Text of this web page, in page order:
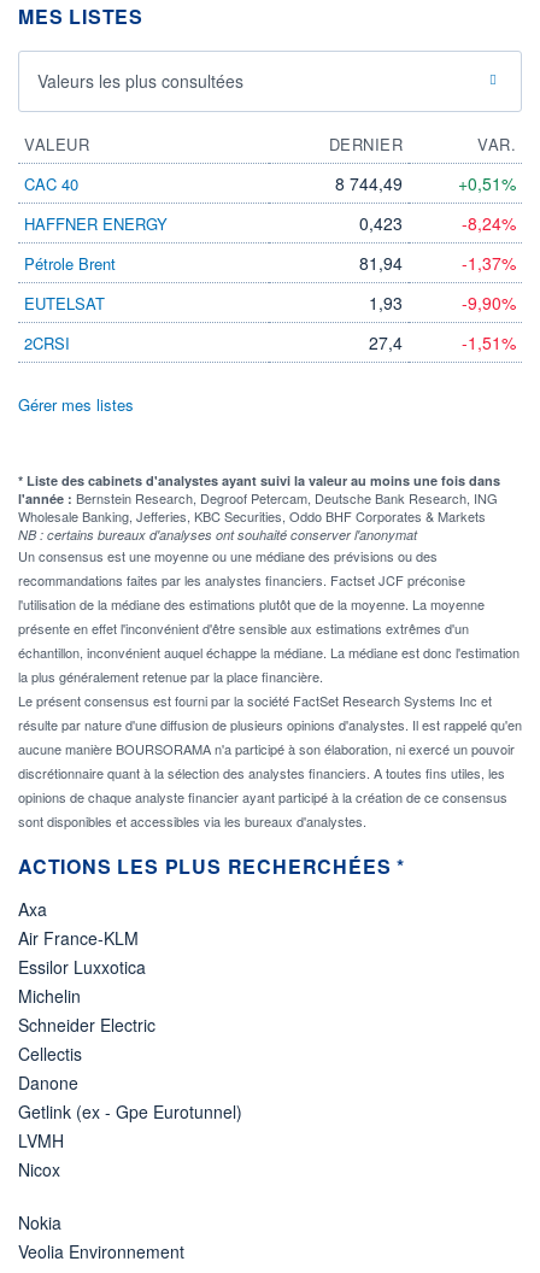
MES LISTES
Valeurs les plus consultées
VALEUR DERNIER
VAR.
CAC 40
8 744,49 +0,51%
HAFFNER ENERGY 0,423 -8,24%
Pétrole Brent 81,94 -1,37%
EUTELSAT 1,93 -9,90%
2CRSI 27,4 -1,51%
Gérer mes listes
* Liste des cabinets d'analystes ayant suivi la valeur au moins une fois dans
l'année : Bernstein Research, Degroof Petercam, Deutsche Bank Research, ING
Wholesale Banking, Jefferies, KBC Securities, Oddo BHF Corporates & Markets
NB : certains bureaux d'analyses ont souhaité conserver l'anonymat
Un consensus est une moyenne ou une médiane des prévisions ou des
recommandations faites par les analystes financiers. Factset JCF préconise
l'utilisation de la médiane des estimations plutôt que de la moyenne. La moyenne
présente en effet l'inconvénient d'être sensible aux estimations extrêmes d'un
échantillon, inconvénient auquel échappe la médiane. La médiane est donc l'estimation
la plus généralement retenue par la place financière.
Le présent consensus est fourni par la société FactSet Research Systems Inc et
résulte par nature d'une diffusion de plusieurs opinions d'analystes. Il est rappelé qu'en
aucune manière BOURSORAMA n'a participé à son élaboration, ni exercé un pouvoir
discrétionnaire quant à la sélection des analystes financiers. A toutes fins utiles, les
opinions de chaque analyste financier ayant participé à la création de ce consensus
sont disponibles et accessibles via les bureaux d'analystes.
ACTIONS LES PLUS RECHERCHÉES *
Axa
Air France-KLM
Essilor Luxxotica
Michelin
Schneider Electric
Cellectis
Danone
Getlink (ex - Gpe Eurotunnel)
LVMH
Nicox
Nokia
Veolia Environnement